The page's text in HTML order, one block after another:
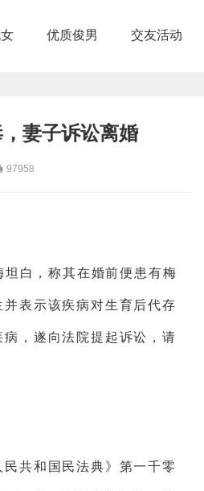
优质俊男 交友活动
妻子诉讼离婚
97958
白，称其在婚前便患有梅
表示该疾病对生育后代存
，遂向法院提起诉讼，请
共和国民法典》第一千零